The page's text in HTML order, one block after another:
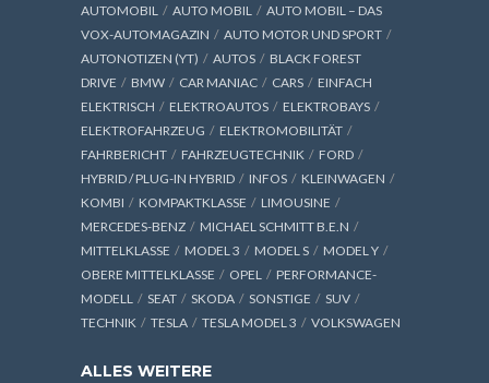
AUTOMOBIL
AUTO MOBIL
AUTO MOBIL – DAS
VOX-AUTOMAGAZIN
AUTO MOTOR UND SPORT
AUTONOTIZEN (YT)
AUTOS
BLACK FOREST
DRIVE
BMW CAR MANIAC CARS
EINFACH
ELEKTRISCH
ELEKTROAUTOS
ELEKTROBAYS
ELEKTROFAHRZEUG
ELEKTROMOBILITÄT
FAHRBERICHT
FAHRZEUGTECHNIK
FORD
HYBRID / PLUG-IN HYBRID
INFOS
KLEINWAGEN
KOMBI
KOMPAKTKLASSE
LIMOUSINE
MERCEDES-BENZ
MICHAEL SCHMITT B.E.N
MITTELKLASSE
MODEL 3 MODEL S
MODEL Y
OBERE MITTELKLASSE
OPEL
PERFORMANCE-
MODELL
SEAT SKODA SONSTIGE
SUV
TECHNIK
TESLA TESLA MODEL 3 VOLKSWAGEN
ALLES WEITERE